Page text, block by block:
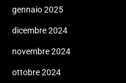
gennaio 2025
dicembre 2024
novembre 2024
ottobre 2024